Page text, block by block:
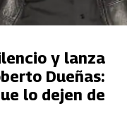
y lanza
Dueñas:
lo dejen de